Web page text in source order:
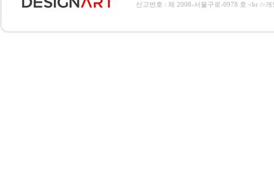
신고번호 : 제 2008-서울구로-0978 호 <br />